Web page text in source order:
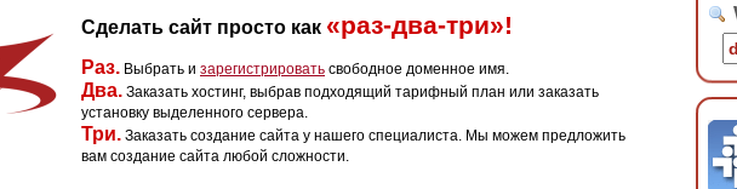
Сделать сайт просто как «раз-два-три»!
Раз. Выбрать и зарегистрировать свободное доменное имя.
Два. Заказать хостинг, выбрав подходящий тарифный план или заказать
установку выделенного сервера.
Три. Заказать создание сайта у нашего специалиста. Мы можем предложить
вам создание сайта любой сложности.